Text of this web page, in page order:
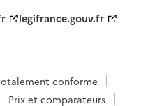
legifrance.gouv.fr
conforme
Prix et comparateurs